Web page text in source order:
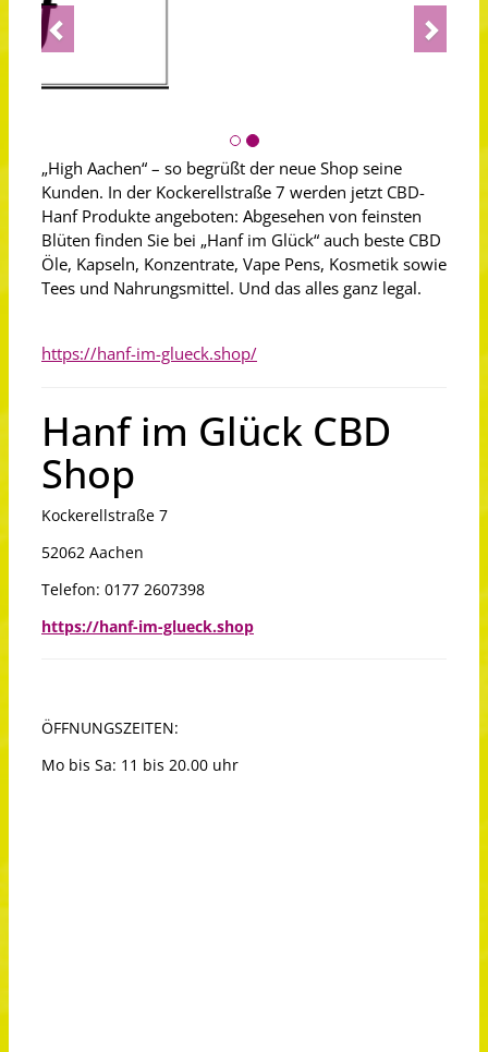
Previous Next
„High Aachen“ – so begrüßt der neue Shop seine
Kunden. In der Kockerellstraße 7 werden jetzt CBD-
Hanf Produkte angeboten: Abgesehen von feinsten
Blüten finden Sie bei „Hanf im Glück“ auch beste CBD
Öle, Kapseln, Konzentrate, Vape Pens, Kosmetik sowie
Tees und Nahrungsmittel. Und das alles ganz legal.
https://hanf-im-glueck.shop/
Hanf im Glück CBD
Shop
Kockerellstraße 7
52062 Aachen
Telefon: 0177 2607398
https://hanf-im-glueck.shop
ÖFFNUNGSZEITEN:
Mo bis Sa: 11 bis 20.00 uhr